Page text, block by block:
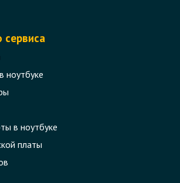
сервиса
ноутбуке
в ноутбуке
платы